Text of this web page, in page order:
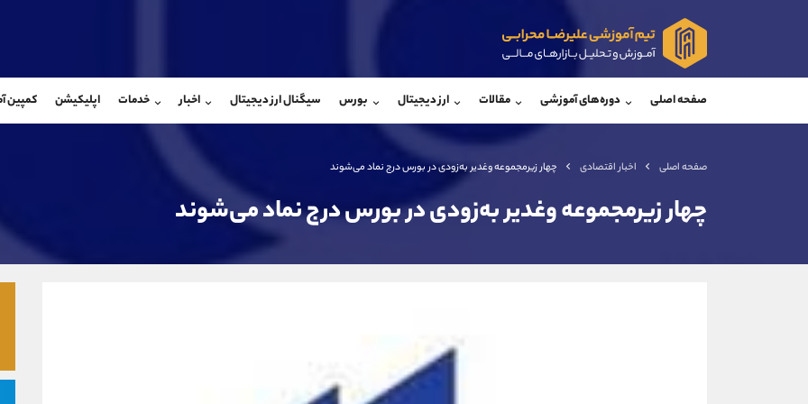
صفحه اصلی دوره‌های آموزشی مقالات ارز دیجیتال بورس سیگنال ارز دیجیتال اخبار خدمات اپلیکیشن کمپین
صفحه اصلی اخبار اقتصادی چهار زیرمجموعه‌ وغدیر به‌زودی در بورس درج نماد می‌شوند
چهار زیرمجموعه‌ وغدیر به‌زودی در بورس درج نماد می‌شوند
شروع گفتگو
@Armteam_admin_33 تلگرام @Armteam_admin_por